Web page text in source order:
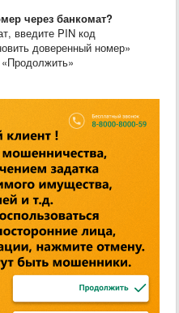
через банкомат?
введите PIN код
доверенный номер»